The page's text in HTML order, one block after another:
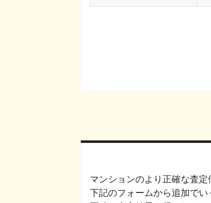
マンションのより正確な査定
下記のフォームから追加で